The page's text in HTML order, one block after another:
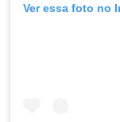
Ver essa foto no